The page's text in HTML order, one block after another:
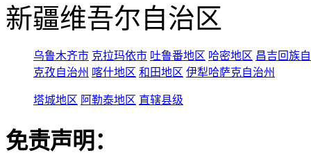
新疆维吾尔自治区
乌鲁木齐市 克拉玛依市 吐鲁番地区 哈密地区 昌吉回族
克孜自治州 喀什地区 和田地区 伊犁哈萨克自治州
塔城地区 阿勒泰地区 直辖县级
免责声明：